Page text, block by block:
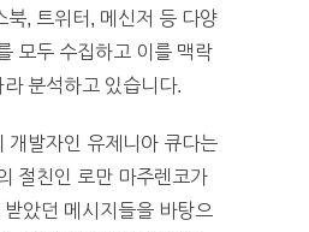
북, 트위터, 메신저 등 다양
모두 수집하고 이를 맥락
분석하고 있습니다.
개발자인 유제니아 큐다는
절친인 로만 마주렌코가
았던 메시지들을 바탕으